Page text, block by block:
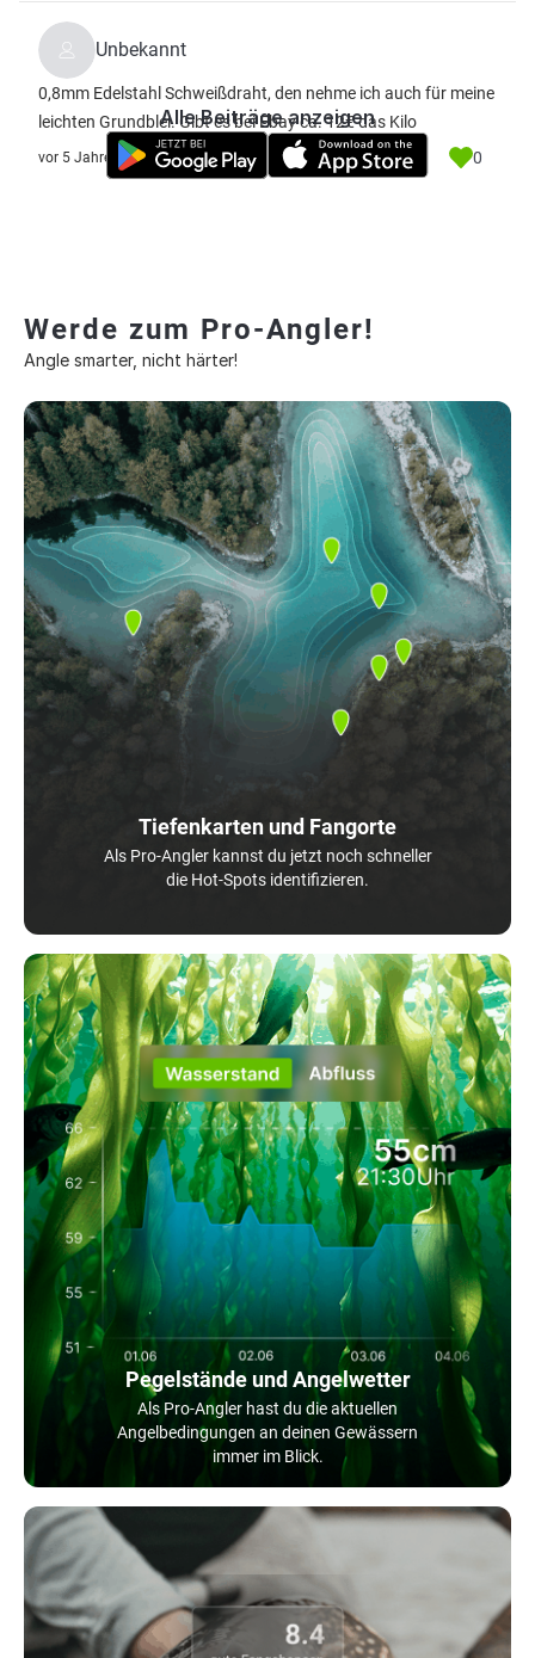
Unbekannt
0,8mm Edelstahl Schweißdraht, den nehme ich auch für meine
leichten Grundblei. Gibt es bei Ebay ca. 12€ das Kilo
vor 5 Jahre 0
Alle Beiträge anzeigen
Werde zum Pro-Angler!
Angle smarter, nicht härter!
Tiefenkarten und Fangorte
Als Pro-Angler kannst du jetzt noch schneller
die Hot-Spots identifizieren.
Pegelstände und Angelwetter
Als Pro-Angler hast du die aktuellen
Angelbedingungen an deinen Gewässern
immer im Blick.